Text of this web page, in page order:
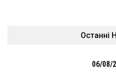
Останні
06/08/